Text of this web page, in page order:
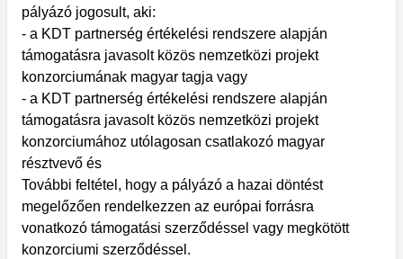
pályázó jogosult, aki:
- a KDT partnerség értékelési rendszere alapján
támogatásra javasolt közös nemzetközi projekt
konzorciumának magyar tagja vagy
- a KDT partnerség értékelési rendszere alapján
támogatásra javasolt közös nemzetközi projekt
konzorciumához utólagosan csatlakozó magyar
résztvevő és
További feltétel, hogy a pályázó a hazai döntést
megelőzően rendelkezzen az európai forrásra
vonatkozó támogatási szerződéssel vagy megkötött
konzorciumi szerződéssel.